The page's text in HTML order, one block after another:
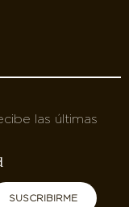
las últimas
SUSCRIBIRME